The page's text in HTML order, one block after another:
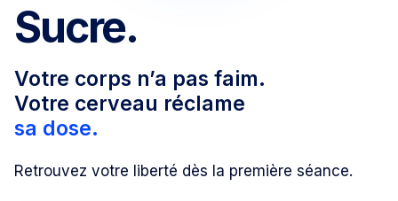
Sucre.
Votre corps n’a pas faim.
Votre cerveau réclame
sa dose.
Retrouvez votre liberté dès la première séance.